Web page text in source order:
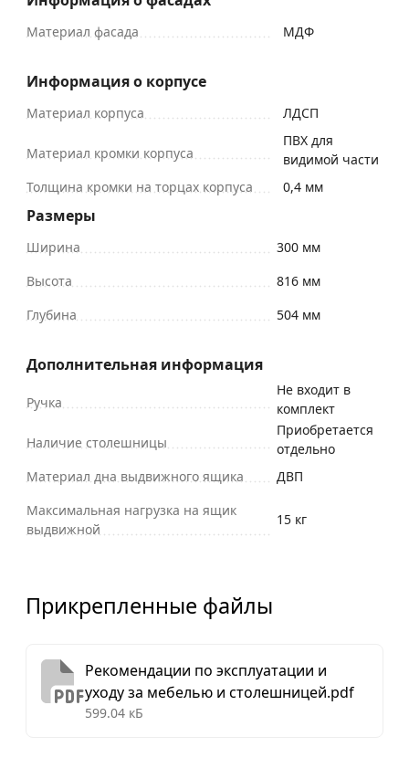
Материал фасада МДФ
Информация о корпусе
Материал корпуса ЛДСП
Материал кромки корпуса
ПВХ для
видимой части
Толщина кромки на торцах корпуса
0,4 мм
Размеры
Ширина
300 мм
Высота
816 мм
Глубина
504 мм
Дополнительная информация
Ручка
Не входит в
комплект
Наличие столешницы
Приобретается
отдельно
Материал дна выдвижного ящика
ДВП
Максимальная нагрузка на ящик
выдвижной
15 кг
Прикрепленные файлы
Рекомендации по эксплуатации и
уходу за мебелью и столешницей.pdf
599.04 кБ